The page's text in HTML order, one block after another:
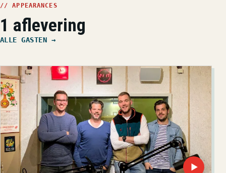
// APPEARANCES
1 aflevering
ALLE GASTEN →
▶